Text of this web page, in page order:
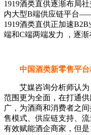
1919酒类直供逐渐布局
内大型B端供应链平台
1919酒类直供正加速
端和C端两端发力 ，逐渐
中国酒类新零售平
艾媒咨询分析师认为
范围更为全面，在打通
广，为酒商和消费者之
售模式、供应链支持、
有效赋能酒企商家，但